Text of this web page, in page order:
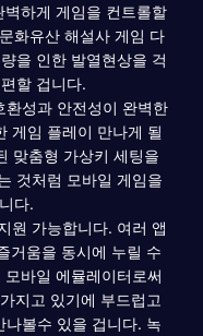
하게 게임을 컨트롤할
화유산 해설사 게임 다
을 인한 발열현상을 걱
할 겁니다.
환성과 안전성이 완벽한
게임 플레이 만나게 될
맞춤형 가상키 세팅을
것처럼 모바일 게임을
다.
원 가능합니다. 여러 앱
거움을 동시에 누릴 수
바일 에뮬레이터로써
지고 있기에 부드럽고
볼수 있을 겁니다. 녹